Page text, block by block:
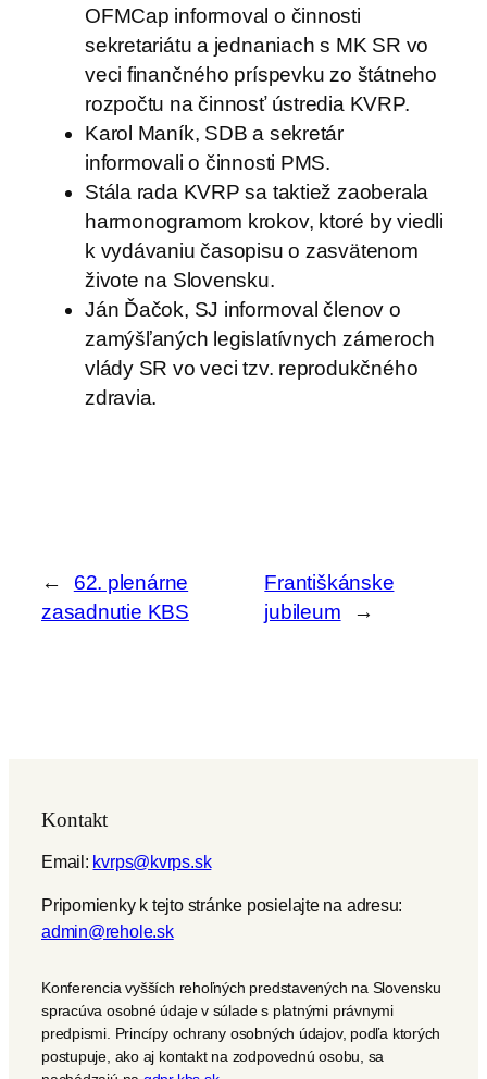
OFMCap informoval o činnosti
sekretariátu a jednaniach s MK SR vo
veci finančného príspevku zo štátneho
rozpočtu na činnosť ústredia KVRP.
Karol Maník, SDB a sekretár
informovali o činnosti PMS.
Stála rada KVRP sa taktiež zaoberala
harmonogramom krokov, ktoré by viedli
k vydávaniu časopisu o zasvätenom
živote na Slovensku.
Ján Ďačok, SJ informoval členov o
zamýšľaných legislatívnych zámeroch
vlády SR vo veci tzv. reprodukčného
zdravia.
←
62. plenárne
zasadnutie KBS
Františkánske
jubileum
→
Kontakt
Email: kvrps@kvrps.sk
Pripomienky k tejto stránke posielajte na adresu:
admin@rehole.sk
Konferencia vyšších rehoľných predstavených na Slovensku
spracúva osobné údaje v súlade s platnými právnymi
predpismi. Princípy ochrany osobných údajov, podľa ktorých
postupuje, ako aj kontakt na zodpovednú osobu, sa